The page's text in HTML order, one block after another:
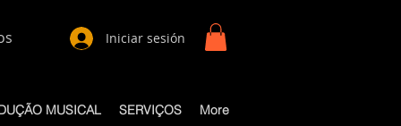
Iniciar sesión
MUSICAL SERVIÇOS More